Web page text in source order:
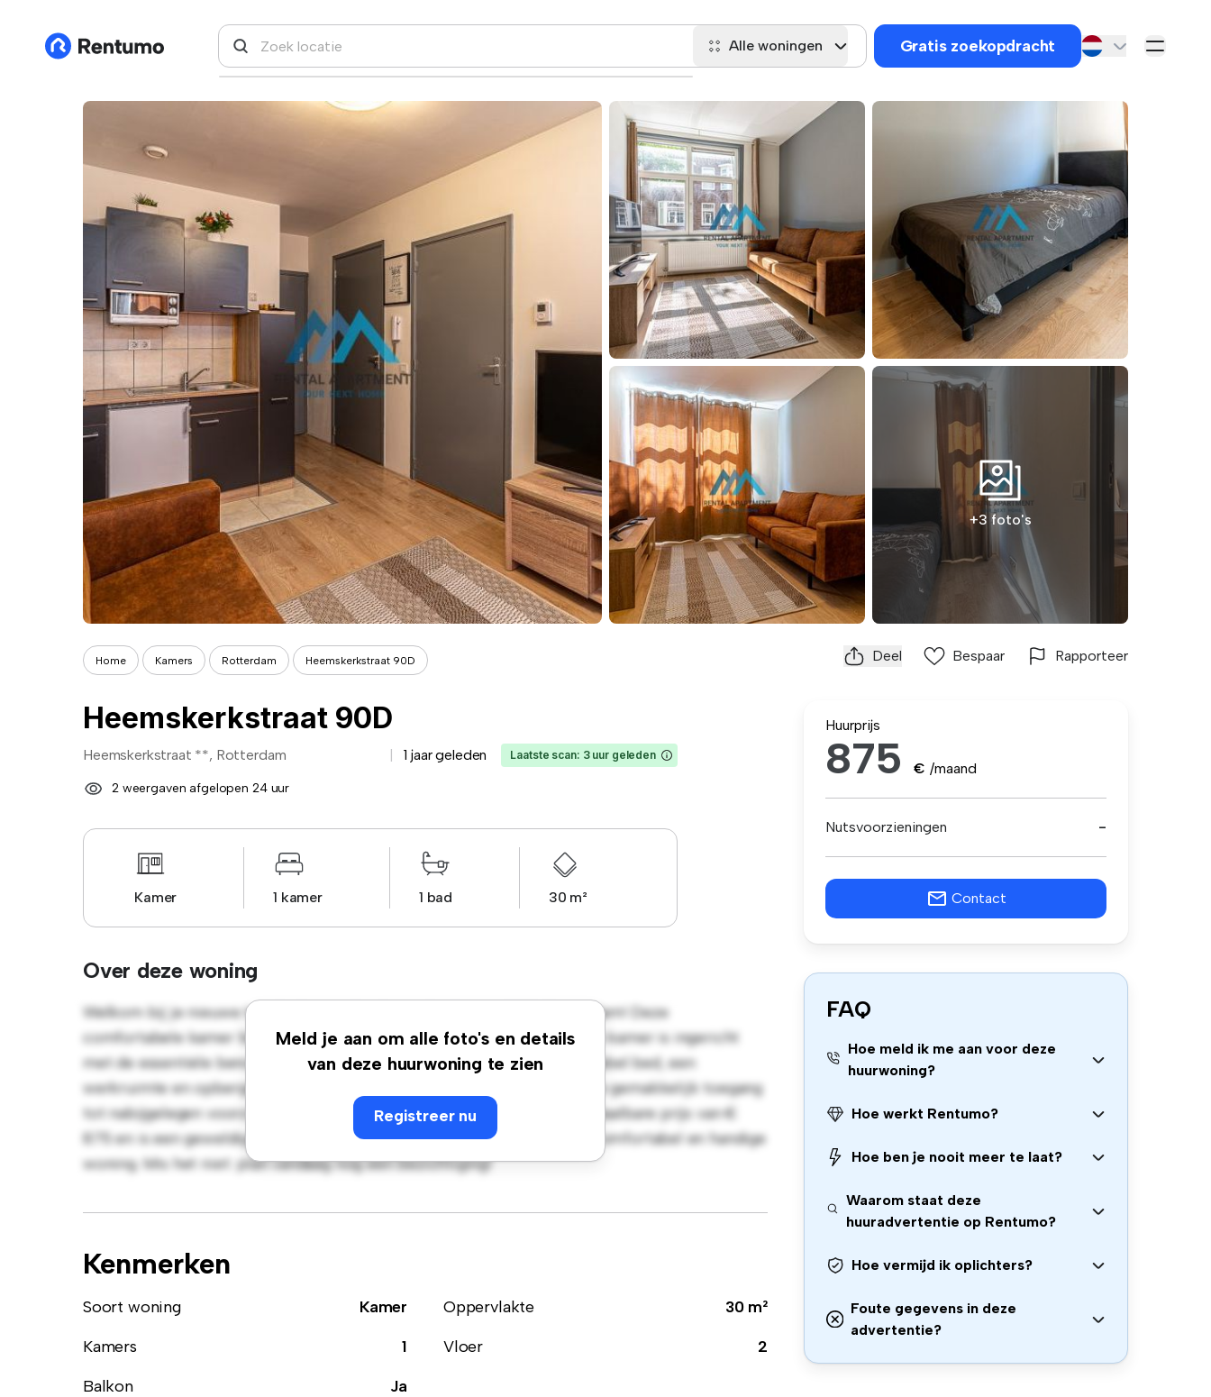
Alle woningen Gratis zoekopdracht
+3 foto's
Home Kamers Rotterdam Heemskerkstraat 90D Deel Bespaar Rapporteer
Heemskerkstraat 90D
Heemskerkstraat **, Rotterdam 1 jaar geleden Laatste scan: 3 uur geleden
2 weergaven afgelopen 24 uur
Kamer 1 kamer 1 bad 30 m²
Over deze woning
Meld je aan om alle foto's en details
van deze huurwoning te zien
Registreer nu
Welkom bij je nieuwe toevluchtsoord in Heemskerkstraat 90D, Rotterdam! Deze
comfortabele kamer biedt een rustige en persoonlijke leefruimte. Deze kamer is ingericht
met de essentiële benodigdheden voor je gemak en biedt een comfortabel bed, een
werkruimte en opbergmogelijkheden. Dankzij de gunstige ligging heb je gemakkelijk toegang
tot nabijgelegen voorzieningen en attracties. Deze kamer heeft een betaalbare prijs van €
875 en is een geweldige optie voor mensen die op zoek zijn naar een comfortabel en handige
woning. Mis het niet: plan vandaag nog een bezichtiging!
Kenmerken
Soort woning Kamer Oppervlakte
30 m²
Kamers
1 Vloer
2
Balkon
Ja
Huurprijs
875 € /maand
Nutsvoorzieningen -
Contact
FAQ
Hoe meld ik me aan voor deze
huurwoning?
Hoe werkt Rentumo?
Hoe ben je nooit meer te laat?
Waarom staat deze
huuradvertentie op Rentumo?
Hoe vermijd ik oplichters?
Foute gegevens in deze
advertentie?